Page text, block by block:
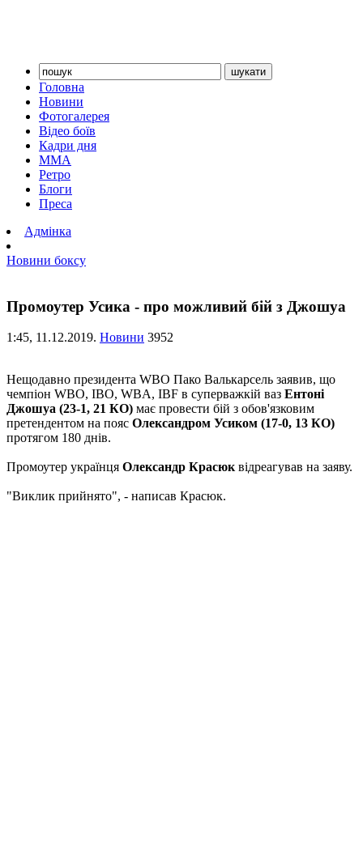
Головна
Новини
Фотогалерея
Відео боїв
Кадри дня
ММА
Ретро
Блоги
Преса
Адмінка
Новини боксу
Промоутер Усика - про можливий бій з Джошуа
1:45, 11.12.2019. Новини 3952
Нещодавно президента WBO Пако Валькарсель заявив, що
чемпіон WBO, IBO, WBA, IBF в суперважкій ваз Ентоні
Джошуа (23-1, 21 КО) має провести бій з обов'язковим
претендентом на пояс Олександром Усиком (17-0, 13 КО)
протягом 180 днів.
Промоутер українця Олександр Красюквідреагував на заяву.
"Виклик прийнято", - написав Красюк.